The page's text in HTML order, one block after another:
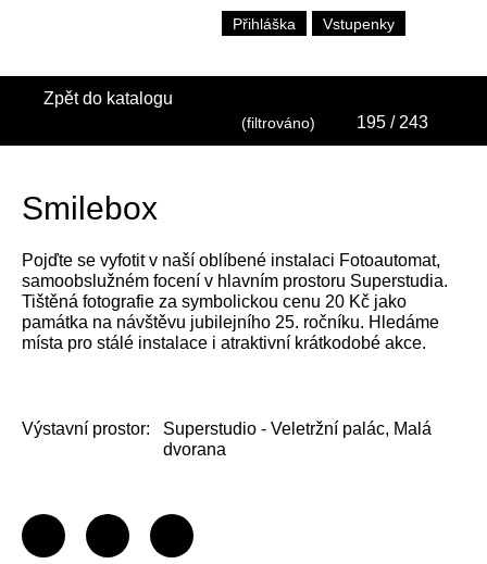
Přihláška Vstupenky
Zpět do katalogu
(filtrováno) 195 / 243
Smilebox
Pojďte se vyfotit v naší oblíbené instalaci Fotoautomat,
samoobslužném focení v hlavním prostoru Superstudia.
Tištěná fotografie za symbolickou cenu 20 Kč jako
památka na návštěvu jubilejního 25. ročníku. Hledáme
místa pro stálé instalace i atraktivní krátkodobé akce.
Výstavní prostor:
Superstudio - Veletržní palác, Malá
dvorana